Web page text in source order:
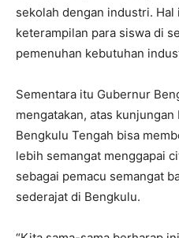
sekolah dengan industri. Hal
keterampilan para siswa di
pemenuhan kebutuhan
Sementara itu Gubernur
mengatakan, atas
Bengkulu Tengah bisa
lebih semangat menggapai
sebagai pemacu semangat
sederajat di Bengkulu.